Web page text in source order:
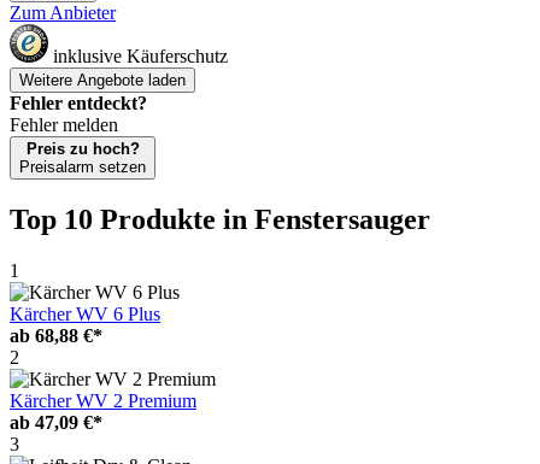
Zum Anbieter
inklusive Käuferschutz
Weitere Angebote laden
Fehler entdeckt?
Fehler melden
Preis zu hoch?
Preisalarm setzen
Top 10 Produkte in Fenstersauger
1
Kärcher WV 6 Plus
ab 68,88 €*
2
Kärcher WV 2 Premium
ab 47,09 €*
3